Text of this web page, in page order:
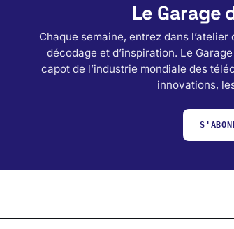
Le Garage
Chaque semaine, entrez dans
décodage et d’inspiration. Le
capot de l’industrie mondiale des
innovations,